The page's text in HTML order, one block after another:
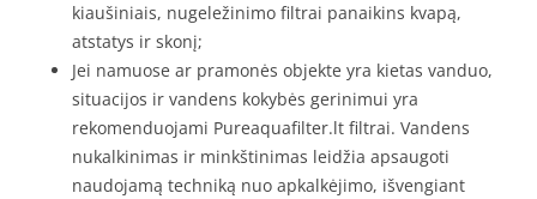
kiaušiniais, nugeležinimo filtrai panaikins kvapą,
atstatys ir skonį;
Jei namuose ar pramonės objekte yra kietas vanduo,
situacijos ir vandens kokybės gerinimui yra
rekomenduojami Pureaquafilter.lt filtrai. Vandens
nukalkinimas ir minkštinimas leidžia apsaugoti
naudojamą techniką nuo apkalkėjimo, išvengiant